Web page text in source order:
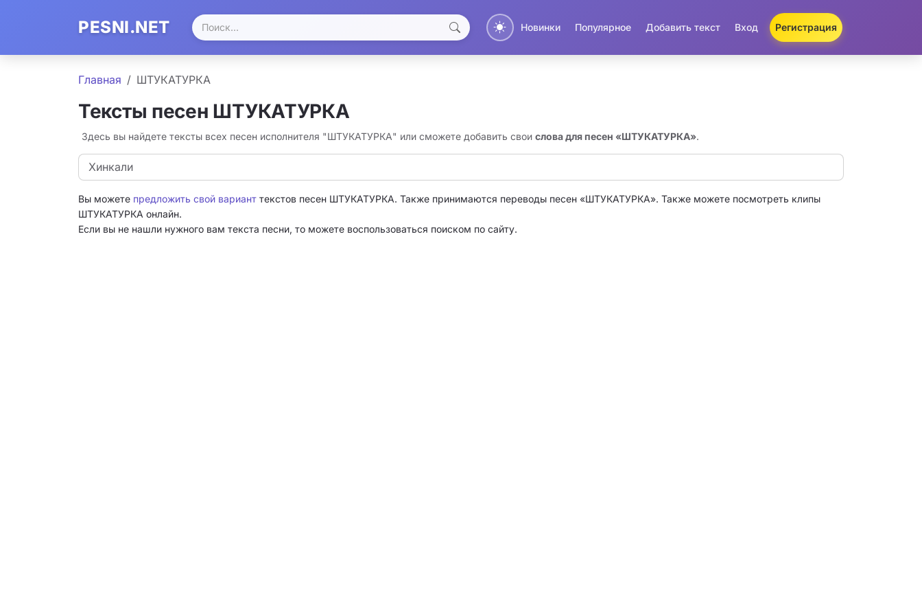
PESNI.NET Новинки Популярное Добавить текст Вход Регистрация
Главная ШТУКАТУРКА
Тексты песен ШТУКАТУРКА
Здесь вы найдете тексты всех песен исполнителя "ШТУКАТУРКА" или сможете добавить свои слова для песен «ШТУКАТУРКА».
Хинкали
Вы можете предложить свой вариант текстов песен ШТУКАТУРКА. Также принимаются переводы песен «ШТУКАТУРКА». Также можете посмотреть клипы
ШТУКАТУРКА онлайн.
Если вы не нашли нужного вам текста песни, то можете воспользоваться поиском по сайту.